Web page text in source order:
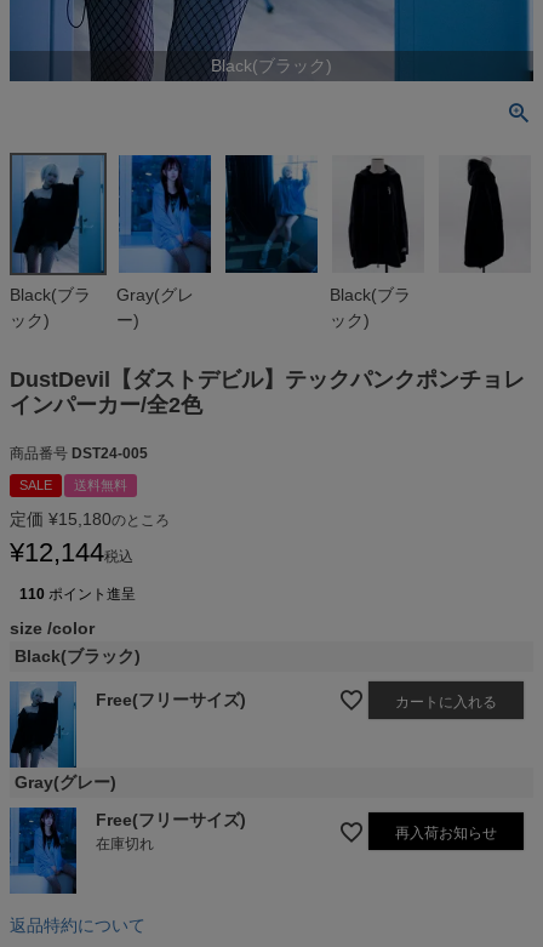
Black(ブラック)
Black(ブラ
ック)
Gray(グレ
ー)
Black(ブラ
ック)
DustDevil【ダストデビル】テックパンクポンチョレ
インパーカー/全2色
商品番号 DST24-005
SALE 送料無料
定価 ¥15,180のところ
¥12,144税込
110 ポイント進呈
size color
Black(ブラック)
Free(フリーサイズ) カートに入れる
Gray(グレー)
Free(フリーサイズ)
在庫切れ
再入荷お知らせ
返品特約について